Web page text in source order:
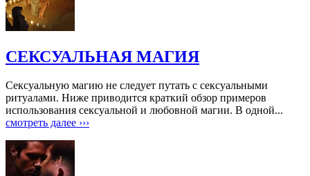
СЕКСУАЛЬНАЯ МАГИЯ
Сексуальную магию не следует путать с сексуальными
ритуалами. Ниже приводится краткий обзор примеров
использования сексуальной и любовной магии. В одной...
смотреть далее ›››